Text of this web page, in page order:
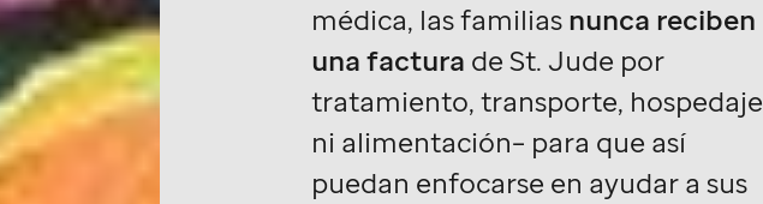
médica, las familiasnunca reciben
una factura deSt. Jude por
tratamiento, transporte, hospedaje
ni alimentación– para que así
puedan enfocarse en ayudar a sus